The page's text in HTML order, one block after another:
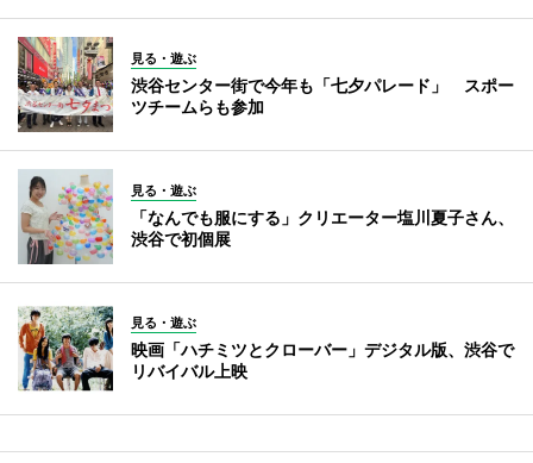
見る・遊ぶ
渋谷センター街で今年も「七夕パレード」 スポー
ツチームらも参加
見る・遊ぶ
「なんでも服にする」クリエーター塩川夏子さん、
渋谷で初個展
見る・遊ぶ
映画「ハチミツとクローバー」デジタル版、渋谷で
リバイバル上映